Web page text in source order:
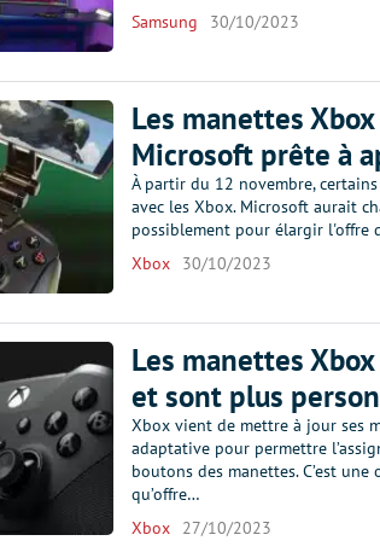
Samsung
30/10/2023
Les manettes
Microsoft prête à
À partir du 12 novembre,
avec les Xbox. Microsoft aurait
possiblement pour élargir l'offre
Xbox
30/10/2023
Les manettes
et sont plus
Xbox vient de mettre à jour ses
adaptative pour permettre
boutons des manettes. C’est
qu’offre…
Xbox
27/10/2023